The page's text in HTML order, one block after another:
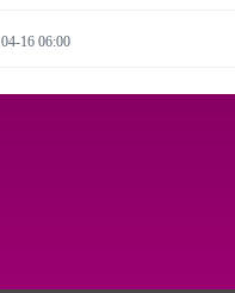
04-16 06:00